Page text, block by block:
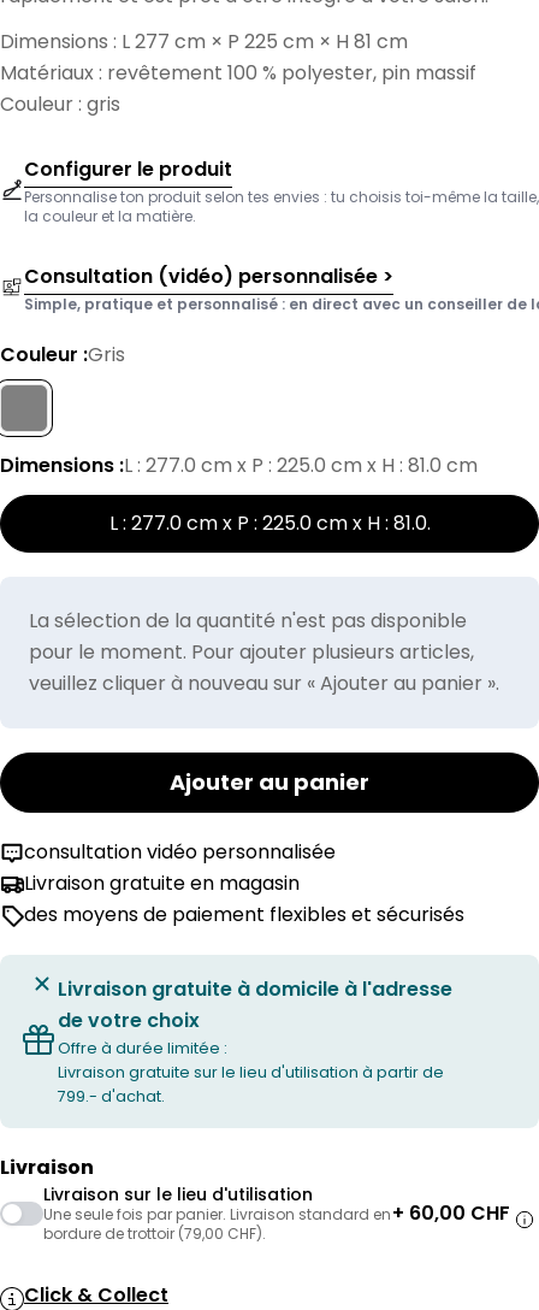
Dimensions : L 277 cm × P 225 cm × H 81 cm
Matériaux : revêtement 100 % polyester, pin massif
Couleur : gris
Configurer le produit
Personnalise ton produit selon tes envies : tu choisis toi-même la taille,
la couleur et la matière.
Consultation (vidéo) personnalisée >
Simple, pratique et personnalisé : en direct avec un conseiller de
Couleur :Gris
Dimensions :L : 277.0 cm x P : 225.0 cm x H : 81.0 cm
L : 277.0 cm x P : 225.0 cm x H : 81.0.
La sélection de la quantité n'est pas disponible
pour le moment. Pour ajouter plusieurs articles,
veuillez cliquer à nouveau sur « Ajouter au panier ».
Ajouter au panier
consultation vidéo personnalisée
Livraison gratuite en magasin
des moyens de paiement flexibles et sécurisés
Livraison gratuite à domicile à l'adresse
de votre choix
Offre à durée limitée :
Livraison gratuite sur le lieu d'utilisation à partir de
799.- d'achat.
Livraison
Livraison sur le lieu d'utilisation
Une seule fois par panier. Livraison standard en
bordure de trottoir (79,00 CHF).
+ 60,00 CHF
Click & Collect